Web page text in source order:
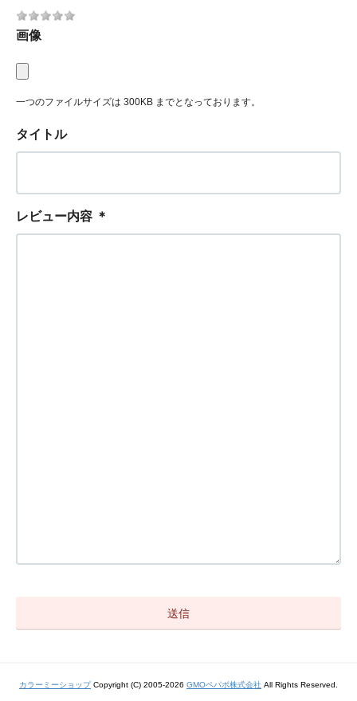
画像
一つのファイルサイズは 300KB までとなっております。
タイトル
レビュー内容 ＊
カラーミーショップCopyright (C) 2005-2026 GMOペパボ株式会社 All Rights Reserved.